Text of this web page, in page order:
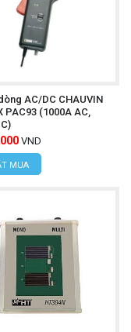
AC/DC CHAUVIN
PAC93 (1000A AC,
VND
MUA